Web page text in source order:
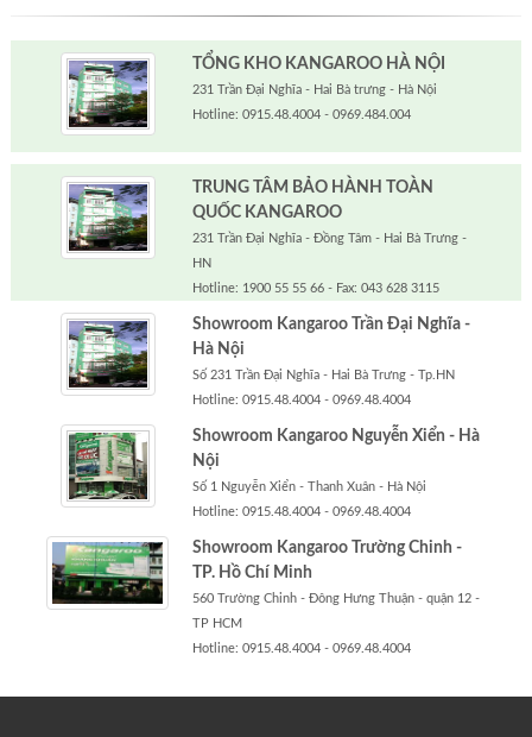
TỔNG KHO KANGAROO HÀ NỘI
231 Trần Đại Nghĩa - Hai Bà trưng - Hà Nội
Hotline: 0915.48.4004 - 0969.484.004
TRUNG TÂM BẢO HÀNH TOÀN
QUỐC KANGAROO
231 Trần Đại Nghĩa - Đồng Tâm - Hai Bà Trưng -
HN
Hotline: 1900 55 55 66 - Fax: 043 628 3115
Showroom Kangaroo Trần Đại Nghĩa -
Hà Nội
Số 231 Trần Đại Nghĩa - Hai Bà Trưng - Tp.HN
Hotline: 0915.48.4004 - 0969.48.4004
Showroom Kangaroo Nguyễn Xiển - Hà
Nội
Số 1 Nguyễn Xiển - Thanh Xuân - Hà Nội
Hotline: 0915.48.4004 - 0969.48.4004
Showroom Kangaroo Trường Chinh -
TP. Hồ Chí Minh
560 Trường Chinh - Đông Hưng Thuận - quận 12 -
TP HCM
Hotline: 0915.48.4004 - 0969.48.4004